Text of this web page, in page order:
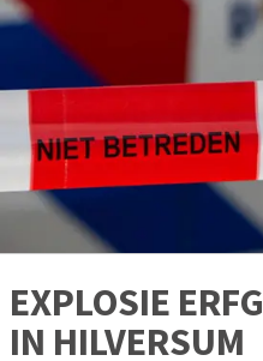
EXPLOSIE
IN HILVERSUM